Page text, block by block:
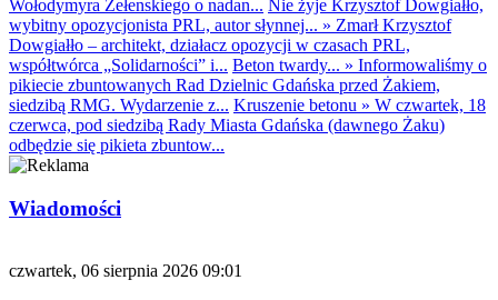
Wołodymyra Zełenskiego o nadan... Nie żyje Krzysztof Dowgiałło,
wybitny opozycjonista PRL, autor słynnej... » Zmarł Krzysztof
Dowgiałło – architekt, działacz opozycji w czasach PRL,
współtwórca „Solidarności” i... Beton twardy... » Informowaliśmy o
pikiecie zbuntowanych Rad Dzielnic Gdańska przed Żakiem,
siedzibą RMG. Wydarzenie z... Kruszenie betonu » W czwartek, 18
czerwca, pod siedzibą Rady Miasta Gdańska (dawnego Żaku)
odbędzie się pikieta zbuntow...
Wiadomości
czwartek, 06 sierpnia 2026 09:01